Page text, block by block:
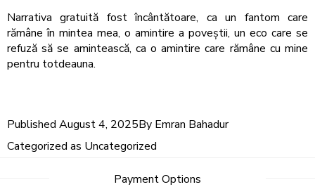
Narrativa gratuită fost încântătoare, ca un fantom care
rămâne în mintea mea, o amintire a poveștii, un eco care se
refuză să se amintească, ca o amintire care rămâne cu mine
pentru totdeauna.
Published August 4, 2025By Emran Bahadur
Categorized as Uncategorized
Payment Options